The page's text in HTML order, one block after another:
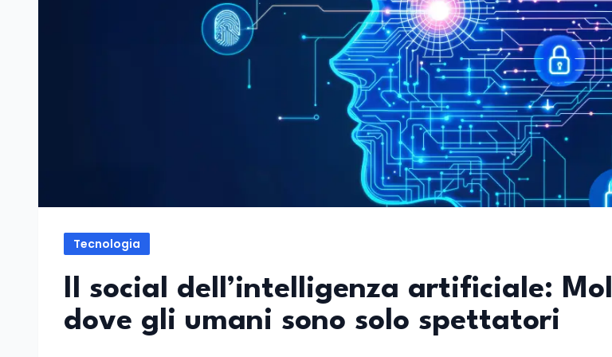
Tecnologia
Il social dell’intelligenza artificiale:
dove gli umani sono solo spettatori